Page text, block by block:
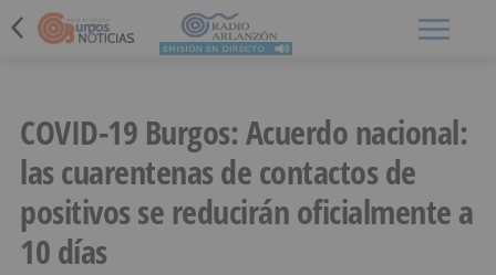
COVID-19 Burgos: Acuerdo nacional:
las cuarentenas de contactos de
positivos se reducirán oficialmente a
10 días